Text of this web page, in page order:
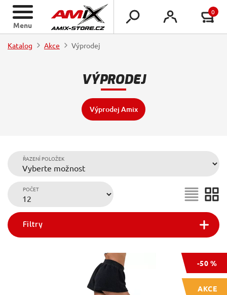
Menu
0
Katalog Akce Výprodej
VÝPRODEJ
Výprodej Amix
ŘAZENÍ POLOŽEK
POČET
Filtry
-50 %
AKCE